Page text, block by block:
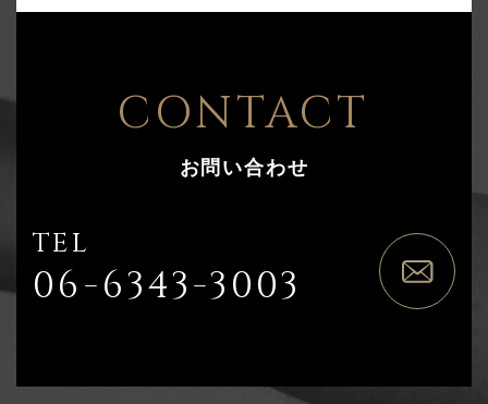
CONTACT
お問い合わせ
TEL
06-6343-3003